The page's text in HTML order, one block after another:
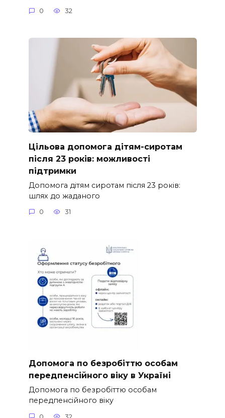
0 32
Цільова допомога дітям-сиротам
після 23 років: можливості
підтримки
Допомога дітям сиротам після 23 років:
шлях до жаданого
0 31
Допомога по безробіттю особам
передпенсійного віку в Україні
Допомога по безробіттю особам
передпенсійного віку